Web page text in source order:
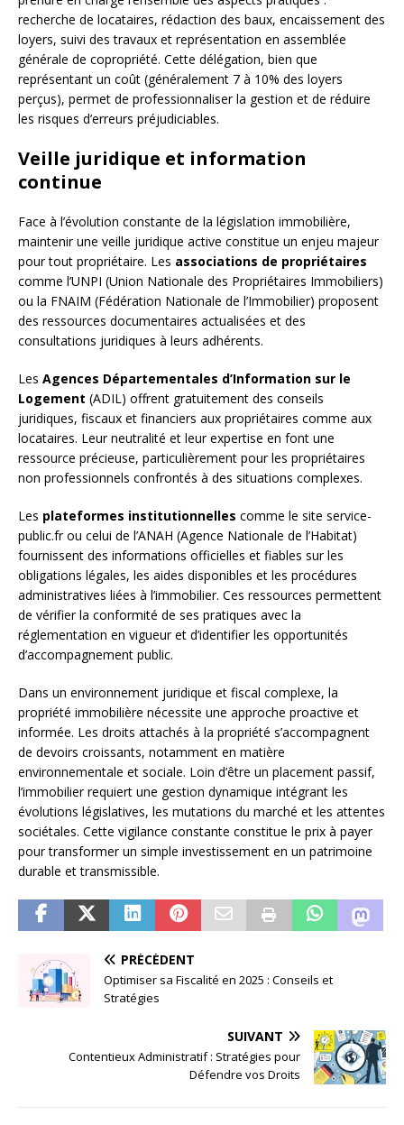
recherche de locataires, rédaction des baux, encaissement des
loyers, suivi des travaux et représentation en assemblée
générale de copropriété. Cette délégation, bien que
représentant un coût (généralement 7 à 10% des loyers
perçus), permet de professionnaliser la gestion et de réduire
les risques d’erreurs préjudiciables.
Veille juridique et information
continue
Face à l’évolution constante de la législation immobilière,
maintenir une veille juridique active constitue un enjeu majeur
pour tout propriétaire. Les associations de propriétaires
comme l’UNPI (Union Nationale des Propriétaires Immobiliers)
ou la FNAIM (Fédération Nationale de l’Immobilier) proposent
des ressources documentaires actualisées et des
consultations juridiques à leurs adhérents.
Les Agences Départementales d’Information sur le
Logement (ADIL) offrent gratuitement des conseils
juridiques, fiscaux et financiers aux propriétaires comme aux
locataires. Leur neutralité et leur expertise en font une
ressource précieuse, particulièrement pour les propriétaires
non professionnels confrontés à des situations complexes.
Les plateformes institutionnelles comme le site service-
public.fr ou celui de l’ANAH (Agence Nationale de l’Habitat)
fournissent des informations officielles et fiables sur les
obligations légales, les aides disponibles et les procédures
administratives liées à l’immobilier. Ces ressources permettent
de vérifier la conformité de ses pratiques avec la
réglementation en vigueur et d’identifier les opportunités
d’accompagnement public.
Dans un environnement juridique et fiscal complexe, la
propriété immobilière nécessite une approche proactive et
informée. Les droits attachés à la propriété s’accompagnent
de devoirs croissants, notamment en matière
environnementale et sociale. Loin d’être un placement passif,
l’immobilier requiert une gestion dynamique intégrant les
évolutions législatives, les mutations du marché et les attentes
sociétales. Cette vigilance constante constitue le prix à payer
pour transformer un simple investissement en un patrimoine
durable et transmissible.
PRÉCÉDENT
Optimiser sa Fiscalité en 2025 : Conseils et
Stratégies
SUIVANT
Contentieux Administratif : Stratégies pour
Défendre vos Droits